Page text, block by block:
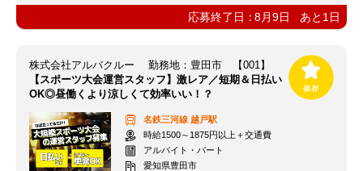
応募終了日：8月9日 あと 1 日
株式会社アルバクルー 勤務地：豊田市 【001】
【スポーツ大会運営スタッフ】激レア／短期＆日払い
OK◎昼働くより涼しくて効率いい！？
名鉄三河線 越戸駅
時給1500～1875円以上＋交通費
アルバイト・パート
愛知県豊田市